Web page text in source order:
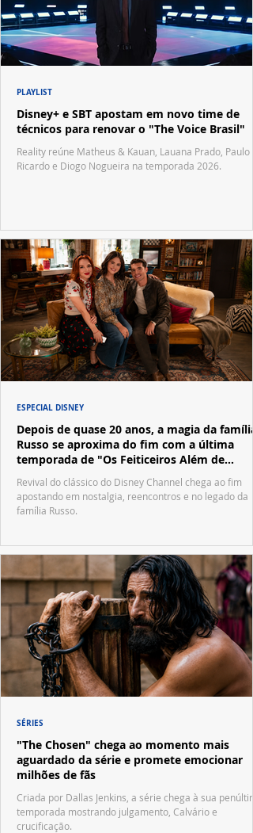
Disney+ e SBT apostam em novo time de
técnicos para renovar o "The Voice Brasil"
Reality reúne Matheus & Kauan, Lauana Prado, Paulo
Ricardo e Diogo Nogueira na temporada 2026.
PLAYLIST
Depois de quase 20 anos, a magia da família
Russo se aproxima do fim com a última
temporada de "Os Feiticeiros Além de
Waverly Place"
Revival do clássico do Disney Channel chega ao fim
apostando em nostalgia, reencontros e no legado da
família Russo.
ESPECIAL DISNEY
"The Chosen" chega ao momento mais
aguardado da série e promete emocionar
milhões de fãs
Criada por Dallas Jenkins, a série chega à sua
temporada mostrando julgamento, Calvário e
crucificação.
SÉRIES